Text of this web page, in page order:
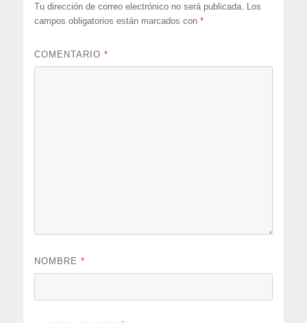
Tu dirección de correo electrónico no será publicada.
Los
campos obligatorios están marcados con*
COMENTARIO*
NOMBRE*